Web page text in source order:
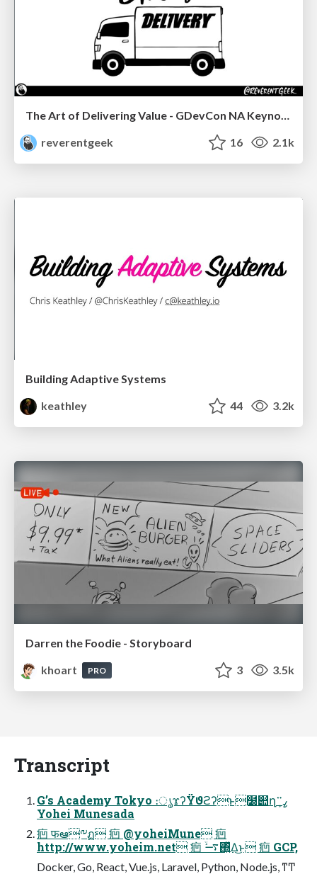
The Art of Delivering Value - GDevCon NA Keynote
reverentgeek
16 2.1k
Building Adaptive Systems
keathley
44 3.2k
Darren the Foodie - Storyboard
khoart
PRO 3 3.5k
Transcript
G’s Academy Tokyo ։ൃϫʔΫϑϩʔͱ໰୊ղܾߨ࠲
Yohei Munesada
㾎 फఆ༸ฏ 㾎 @yoheiMune 㾎
http://www.yoheim.net 㾎 ࠷ۙ΍͍ͬͯΔ͜ͱ 㾎 GCP,
Docker, Go, React, Vue.js, Laravel, Python, Node.js, ͳͲ